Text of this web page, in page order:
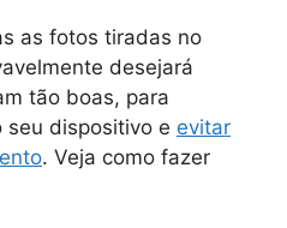
as fotos tiradas no
desejará
tão boas, para
seu dispositivo e evitar
. Veja como fazer